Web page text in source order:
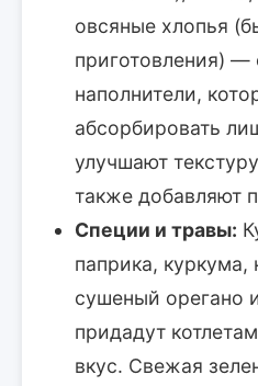
овсяные хлопья
приготовления) —
наполнители,
абсорбировать
улучшают
также добавляют
Специи и травы:
паприка, куркума,
сушеный орегано
придадут
вкус. Свежая